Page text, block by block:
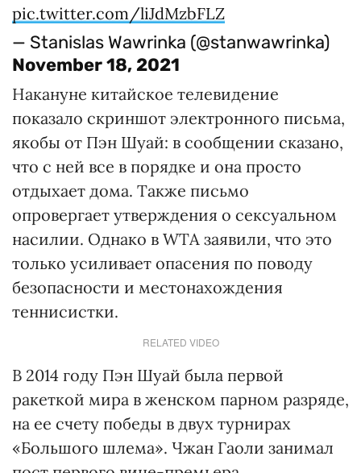
pic.twitter.com/liJdMzbFLZ
— Stanislas Wawrinka (@stanwawrinka)
November 18, 2021
Накануне китайское телевидение
показало скриншот электронного письма,
якобы от Пэн Шуай: в сообщении сказано,
что с ней все в порядке и она просто
отдыхает дома. Также письмо
опровергает утверждения о сексуальном
насилии. Однако в WTA заявили, что это
только усиливает опасения по поводу
безопасности и местонахождения
теннисистки.
RELATED VIDEO
В 2014 году Пэн Шуай была первой
ракеткой мира в женском парном разряде,
на ее счету победы в двух турнирах
«Большого шлема». Чжан Гаоли занимал